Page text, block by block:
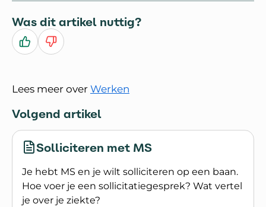
Was dit artikel nuttig?
Ja Nee
Lees meer over Werken
Volgend artikel
Solliciteren met MS
Je hebt MS en je wilt solliciteren op een baan.
Hoe voer je een sollicitatiegesprek? Wat vertel
je over je ziekte?